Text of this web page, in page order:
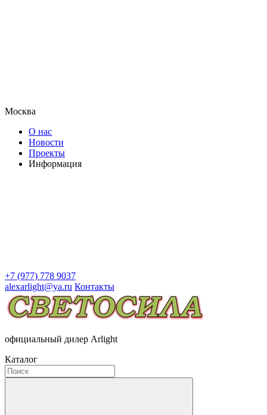
Москва
О нас
Новости
Проекты
Информация
+7 (977) 778 9037
alexarlight@ya.ru Контакты
официальный дилер Arlight
Каталог